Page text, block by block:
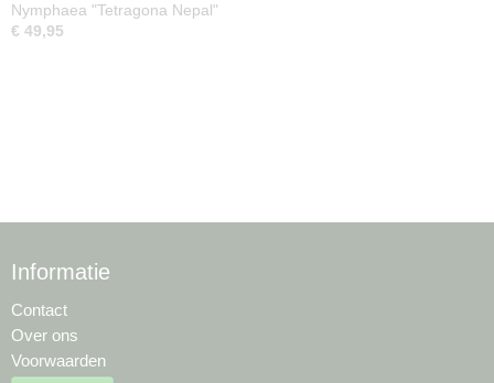
Nymphaea "Tetragona Nepal"
€ 49,95
Informatie
Contact
Over ons
Voorwaarden